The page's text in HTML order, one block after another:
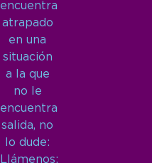
encuentra
atrapado
en una
situación
a la que
no le
encuentra
salida, no
lo dude:
Llámenos: